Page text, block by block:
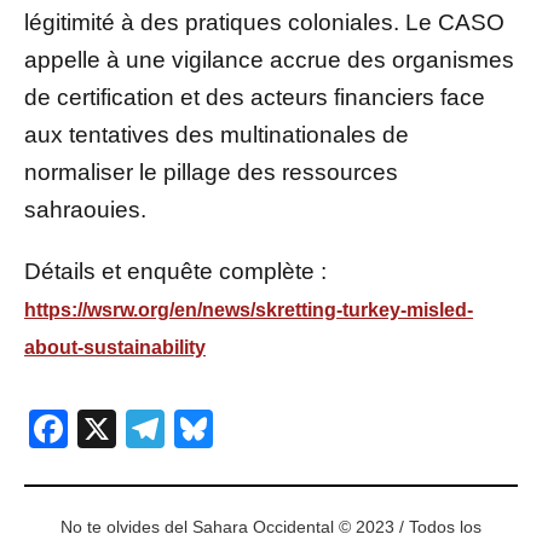
légitimité à des pratiques coloniales. Le CASO
appelle à une vigilance accrue des organismes
de certification et des acteurs financiers face
aux tentatives des multinationales de
normaliser le pillage des ressources
sahraouies.
Détails et enquête complète :
https://wsrw.org/en/news/skretting-turkey-misled-
about-sustainability
Facebook
X Telegram
No te olvides del Sahara Occidental © 2023 / Todos los